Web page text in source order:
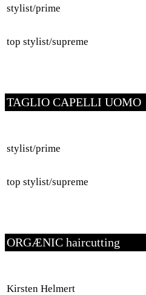
stylist/prime
top stylist/supreme
TAGLIO CAPELLI UOMO
stylist/prime
top stylist/supreme
ORGÆNIC haircutting
Kirsten Helmert